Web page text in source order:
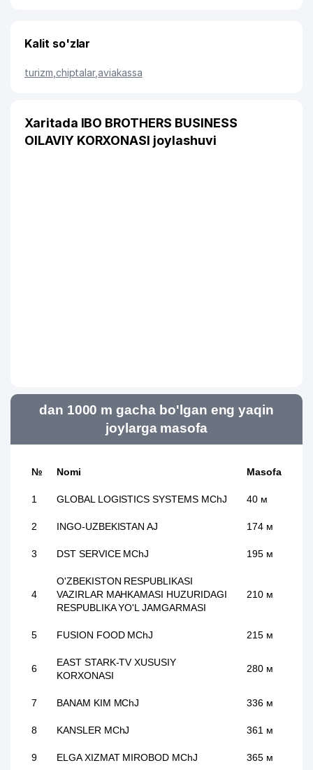
Kalit so'zlar
turizm chiptalar,aviakassa
Xaritada IBO BROTHERS BUSINESS
OILAVIY KORXONASI joylashuvi
dan 1000 m gacha bo'lgan eng yaqin
joylarga masofa
№ Nomi Masofa
1 GLOBAL LOGISTICS SYSTEMS MChJ 40 м
2 INGO-UZBEKISTAN AJ 174 м
3 DST SERVICE MChJ 195 м
4
O'ZBEKISTON RESPUBLIKASI
VAZIRLAR MAHKAMASI HUZURIDAGI
RESPUBLIKA YO'L JAMGARMASI
210 м
5 FUSION FOOD MChJ 215 м
6
EAST STARK-TV XUSUSIY
KORXONASI
280 м
7 BANAM KIM MChJ 336 м
8 KANSLER MChJ 361 м
9 ELGA XIZMAT MIROBOD MChJ 365 м